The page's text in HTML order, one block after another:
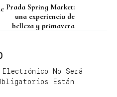
Prada Spring Market:
una experiencia de
belleza y primavera
No Será
Obligatorios Están